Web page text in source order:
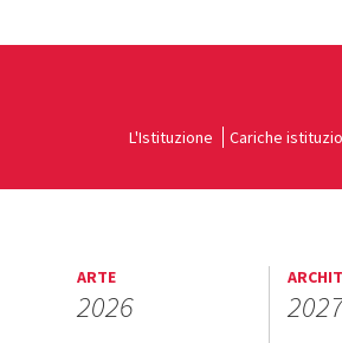
L'Istituzione Cariche
ARTE
2026